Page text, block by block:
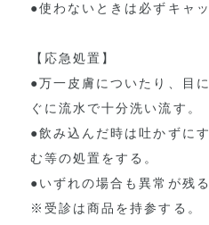
●使わないときは必ずキャ
【応急処置】
●万一皮膚についたり、目
ぐに流水で十分洗い流す。
●飲み込んだ時は吐かずに
む等の処置をする。
●いずれの場合も異常が残
※受診は商品を持参する。